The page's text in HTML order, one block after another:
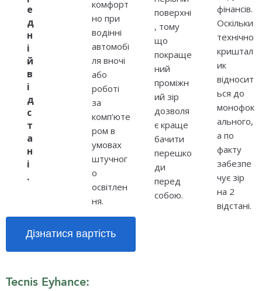
е
д
н
і
й
в
і
д
с
т
а
н
і
.
комфорт
но при
водінні
автомобі
ля вночі
або
роботі
за
комп’юте
ром в
умовах
штучног
о
освітлен
ня.
поверхні
, тому
що
покраще
ний
проміжн
ий зір
дозволя
є краще
бачити
перешко
ди
перед
собою.
фінансів.
Оскільки
технічно
криштал
ик
відносит
ься до
монофок
ального,
а по
факту
забезпе
чує зір
на 2
відстані.
Дізнатися вартість
Tecnis Eyhance: